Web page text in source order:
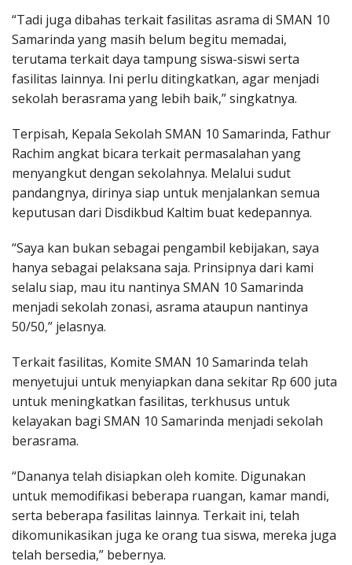
“Tadi juga dibahas terkait fasilitas asrama di SMAN 10
Samarinda yang masih belum begitu memadai,
terutama terkait daya tampung siswa-siswi serta
fasilitas lainnya. Ini perlu ditingkatkan, agar menjadi
sekolah berasrama yang lebih baik,” singkatnya.
Terpisah, Kepala Sekolah SMAN 10 Samarinda, Fathur
Rachim angkat bicara terkait permasalahan yang
menyangkut dengan sekolahnya. Melalui sudut
pandangnya, dirinya siap untuk menjalankan semua
keputusan dari Disdikbud Kaltim buat kedepannya.
“Saya kan bukan sebagai pengambil kebijakan, saya
hanya sebagai pelaksana saja. Prinsipnya dari kami
selalu siap, mau itu nantinya SMAN 10 Samarinda
menjadi sekolah zonasi, asrama ataupun nantinya
50/50,” jelasnya.
Terkait fasilitas, Komite SMAN 10 Samarinda telah
menyetujui untuk menyiapkan dana sekitar Rp 600 juta
untuk meningkatkan fasilitas, terkhusus untuk
kelayakan bagi SMAN 10 Samarinda menjadi sekolah
berasrama.
“Dananya telah disiapkan oleh komite. Digunakan
untuk memodifikasi beberapa ruangan, kamar mandi,
serta beberapa fasilitas lainnya. Terkait ini, telah
dikomunikasikan juga ke orang tua siswa, mereka juga
telah bersedia,” bebernya.